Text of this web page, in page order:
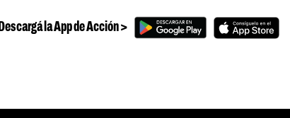
Descargá la App de Acción >